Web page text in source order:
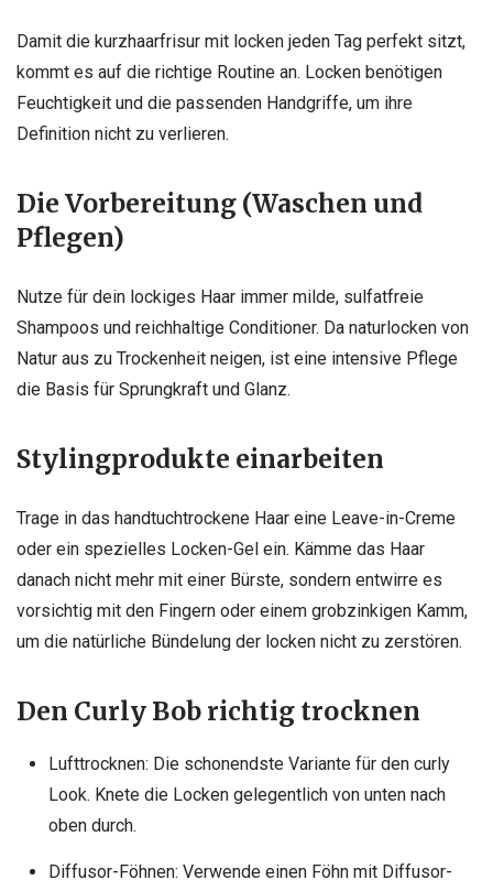
Damit die kurzhaarfrisur mit locken jeden Tag perfekt sitzt,
kommt es auf die richtige Routine an. Locken benötigen
Feuchtigkeit und die passenden Handgriffe, um ihre
Definition nicht zu verlieren.
Die Vorbereitung (Waschen und
Pflegen)
Nutze für dein lockiges Haar immer milde, sulfatfreie
Shampoos und reichhaltige Conditioner. Da naturlocken von
Natur aus zu Trockenheit neigen, ist eine intensive Pflege
die Basis für Sprungkraft und Glanz.
Stylingprodukte einarbeiten
Trage in das handtuchtrockene Haar eine Leave-in-Creme
oder ein spezielles Locken-Gel ein. Kämme das Haar
danach nicht mehr mit einer Bürste, sondern entwirre es
vorsichtig mit den Fingern oder einem grobzinkigen Kamm,
um die natürliche Bündelung der locken nicht zu zerstören.
Den Curly Bob richtig trocknen
Lufttrocknen: Die schonendste Variante für den curly
Look. Knete die Locken gelegentlich von unten nach
oben durch.
Diffusor-Föhnen: Verwende einen Föhn mit Diffusor-